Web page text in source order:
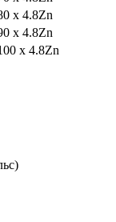
х 4.8Zn
х 4.8Zn
х 4.8Zn